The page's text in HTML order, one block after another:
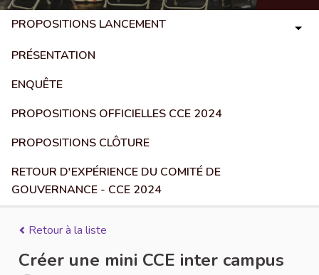
PROPOSITIONS LANCEMENT
PRÉSENTATION
ENQUÊTE
PROPOSITIONS OFFICIELLES CCE 2024
PROPOSITIONS CLÔTURE
RETOUR D'EXPÉRIENCE DU COMITÉ DE
GOUVERNANCE - CCE 2024
Retour à la liste
Créer une mini CCE inter campus